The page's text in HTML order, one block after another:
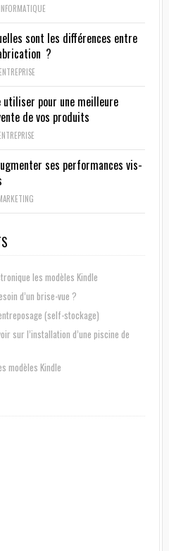
INFORMATIQUE
sont les différences entre
?
ENTREPRISE
pour une meilleure
de vos produits
ses performances vis-
les modèles Kindle
d’un brise-vue ?
(self-stockage)
sur l’installation d’une piscine de
modèles Kindle